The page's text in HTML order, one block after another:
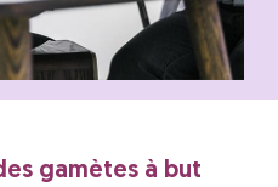
gamètes à but